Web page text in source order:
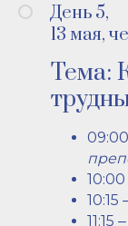
День 5,
13 мая,
Тема:
10:15